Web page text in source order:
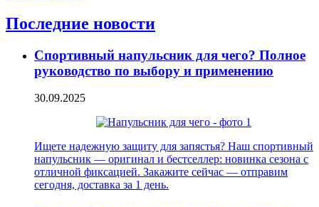
Последние новости
Спортивный напульсник для чего? Полное
руководство по выбору и применению
30.09.2025
Ищете надежную защиту для запястья? Наш спортивный
напульсник — оригинал и бестселлер: новинка сезона с
отличной фиксацией. Закажите сейчас — отправим
сегодня, доставка за 1 день.